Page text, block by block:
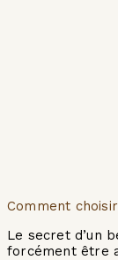
Comment
Le secret d’un
forcément être